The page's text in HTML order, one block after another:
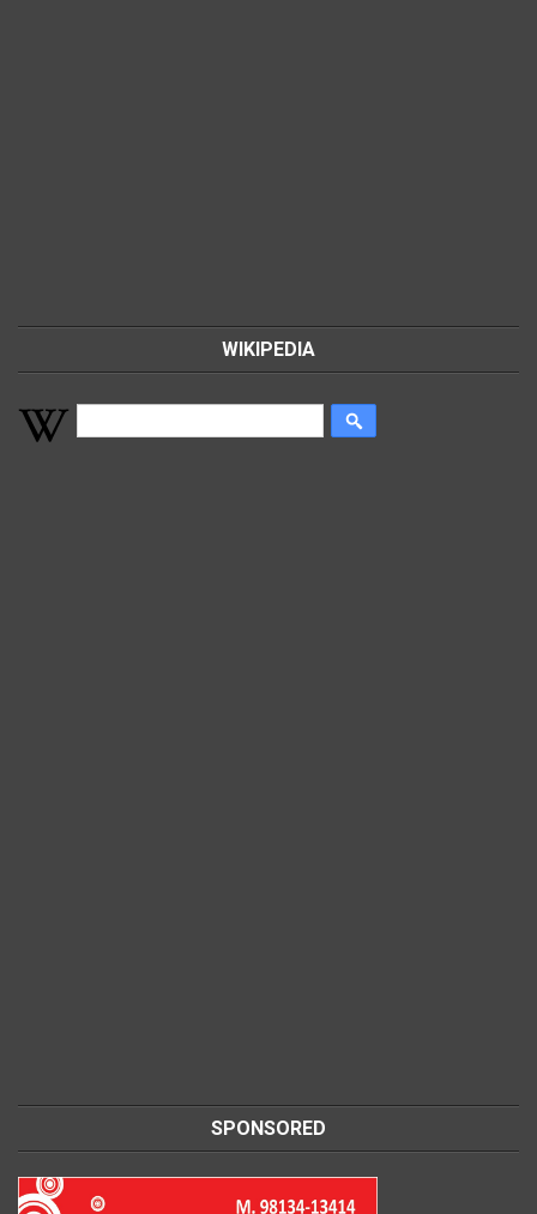
WIKIPEDIA
SPONSORED